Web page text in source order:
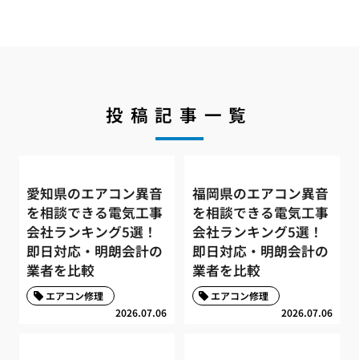
投稿記事一覧
愛知県のエアコン異音
を相談できる電気工事
会社ランキング5選！
即日対応・明朗会計の
業者を比較
2026.07.06
エアコン修理
福岡県のエアコン異音
を相談できる電気工事
会社ランキング5選！
即日対応・明朗会計の
業者を比較
2026.07.06
エアコン修理